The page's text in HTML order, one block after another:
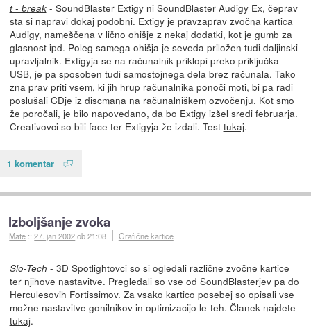
t - break- SoundBlaster Extigy ni SoundBlaster Audigy Ex, čeprav
sta si napravi dokaj podobni. Extigy je pravzaprav zvočna kartica
Audigy, nameščena v lično ohišje z nekaj dodatki, kot je gumb za
glasnost ipd. Poleg samega ohišja je seveda priložen tudi daljinski
upravljalnik. Extigyja se na računalnik priklopi preko priključka
USB, je pa sposoben tudi samostojnega dela brez računala. Tako
zna prav priti vsem, ki jih hrup računalnika ponoči moti, bi pa radi
poslušali CDje iz discmana na računalniškem ozvočenju. Kot smo
že poročali, je bilo napovedano, da bo Extigy izšel sredi februarja.
Creativovci so bili face ter Extigyja že izdali. Test tukaj.
1 komentar
Izboljšanje zvoka
Mate ::27. jan 2002ob 21:08 Grafične kartice
Slo-Tech - 3D Spotlightovci so si ogledali različne zvočne kartice
ter njihove nastavitve. Pregledali so vse od SoundBlasterjev pa do
Herculesovih Fortissimov. Za vsako kartico posebej so opisali vse
možne nastavitve gonilnikov in optimizacijo le-teh. Članek najdete
tukaj.